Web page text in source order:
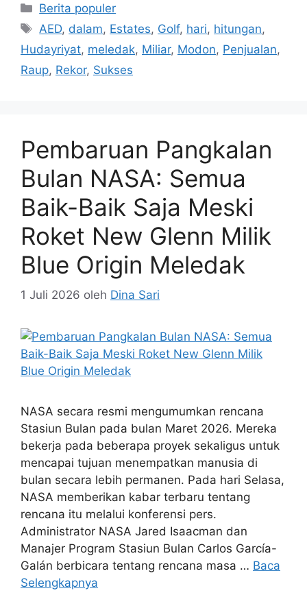
Kategori
Berita populer
Tag
AED, dalam, Estates, Golf, hari, hitungan,
Hudayriyat, meledak, Miliar, Modon, Penjualan,
Raup, Rekor, Sukses
Pembaruan Pangkalan
Bulan NASA: Semua
Baik-Baik Saja Meski
Roket New Glenn Milik
Blue Origin Meledak
1 Juli 2026 oleh Dina Sari
NASA secara resmi mengumumkan rencana
Stasiun Bulan pada bulan Maret 2026. Mereka
bekerja pada beberapa proyek sekaligus untuk
mencapai tujuan menempatkan manusia di
bulan secara lebih permanen. Pada hari Selasa,
NASA memberikan kabar terbaru tentang
rencana itu melalui konferensi pers.
Administrator NASA Jared Isaacman dan
Manajer Program Stasiun Bulan Carlos García-
Galán berbicara tentang rencana masa … Baca
Selengkapnya